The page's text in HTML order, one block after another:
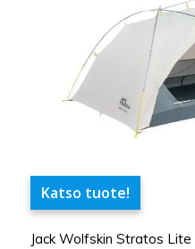
Katso tuote!
Jack Wolfskin Stratos